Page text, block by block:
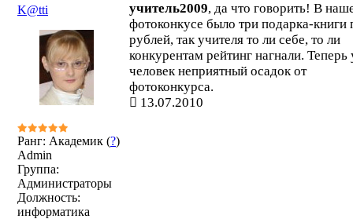
K@tti
Ранг: Академик (?)
Admin
Группа:
Администраторы
Должность:
информатика
учитель2009, да что говорить! В
фотоконкусе было три подарка-книги
рублей, так учителя то ли себе, то ли
конкурентам рейтинг нагнали. Теперь
человек неприятный осадок от
фотоконкурса.
13.07.2010